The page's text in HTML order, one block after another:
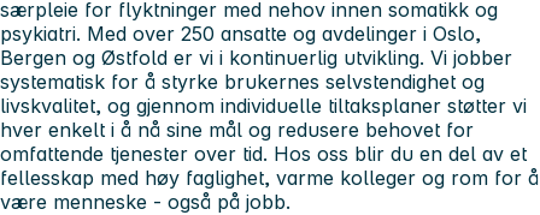
særpleie for flyktninger med nehov innen somatikk og
psykiatri. Med over 250 ansatte og avdelinger i Oslo,
Bergen og Østfold er vi i kontinuerlig utvikling. Vi jobber
systematisk for å styrke brukernes selvstendighet og
livskvalitet, og gjennom individuelle tiltaksplaner støtter vi
hver enkelt i å nå sine mål og redusere behovet for
omfattende tjenester over tid. Hos oss blir du en del av et
fellesskap med høy faglighet, varme kolleger og rom for å
være menneske - også på jobb.